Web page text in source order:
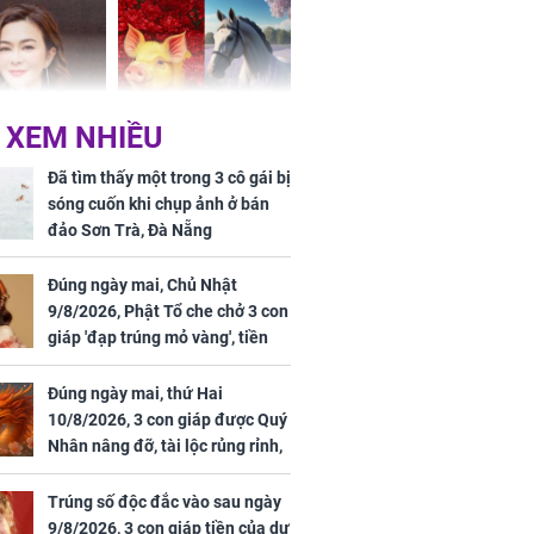
trong thiên
nhân Hồng
Chi Lâm
tin yêu trai
tuổi
Tử vi tuần mới (từ 10
đến 16/8/2026), 3 con
giáp mưa thuận gió
hòa, tiền về như nước,
bạc vàng dư dả, Phú
Quý Vinh Hoa, vận
trình khai sáng
vé,
vượt 8.600
NHIỀU
Đã tìm thấy một trong 3 cô gái bị
sóng cuốn khi chụp ảnh ở bán
đảo Sơn Trà, Đà Nẵng
Đúng ngày mai, Chủ Nhật
9/8/2026, Phật Tổ che chở 3 con
giáp 'đạp trúng mỏ vàng', tiền
bạc nhiều như lá sung, sự
nghiệp vượng phát
Đúng ngày mai, thứ Hai
10/8/2026, 3 con giáp được Quý
Nhân nâng đỡ, tài lộc rủng rỉnh,
yên tâm hưởng vinh hoa Phú
Quý
Trúng số độc đắc vào sau ngày
9/8/2026, 3 con giáp tiền của dư